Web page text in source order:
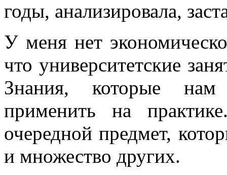
годы, анализировала,
У меня нет
что университетские
Знания, которые
применить на
очередной предмет,
и множество других.